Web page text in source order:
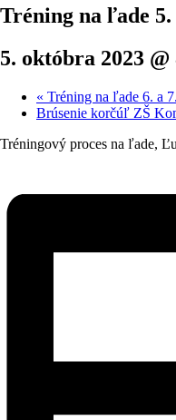
Tréning na ľade
5. októbra 2023 @
« Tréning na ľade 6. a
Brúsenie korčúľ ZŠ
Tréningový proces na ľade,